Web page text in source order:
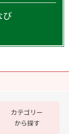
び
カテゴリー
から探す